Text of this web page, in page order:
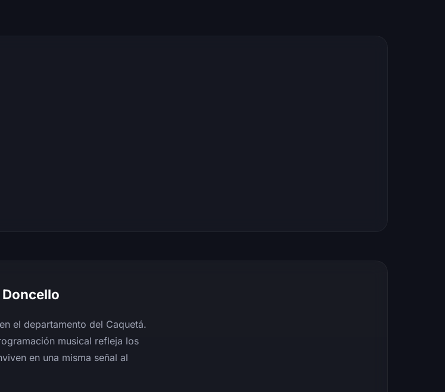
Doncello
el departamento del Caquetá.
musical refleja los
en una misma señal al